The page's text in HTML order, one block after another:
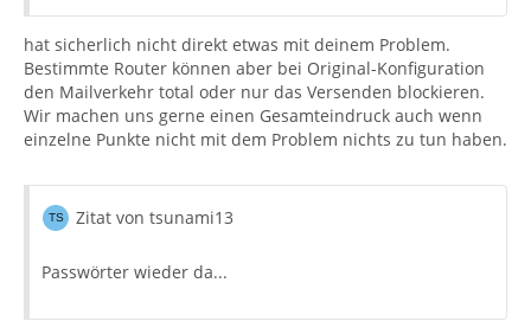
hat sicherlich nicht direkt etwas mit deinem Problem.
Bestimmte Router können aber bei Original-Konfiguration
den Mailverkehr total oder nur das Versenden blockieren.
Wir machen uns gerne einen Gesamteindruck auch wenn
einzelne Punkte nicht mit dem Problem nichts zu tun haben.
Zitat von tsunami13
Passwörter wieder da...